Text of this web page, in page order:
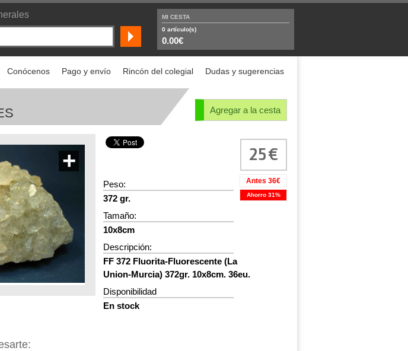
MI CESTA
0 artículo(s)
0.00€
Conócenos Pago y envío Rincón del colegial Dudas y sugerencias
Agregar a la cesta
+ 25
Antes 36€
Ahorro 31%
Peso:
372 gr.
Tamaño:
10x8cm
Descripción:
FF 372 Fluorita-Fluorescente (La
Union-Murcia) 372gr. 10x8cm. 36eu.
Disponibilidad
En stock